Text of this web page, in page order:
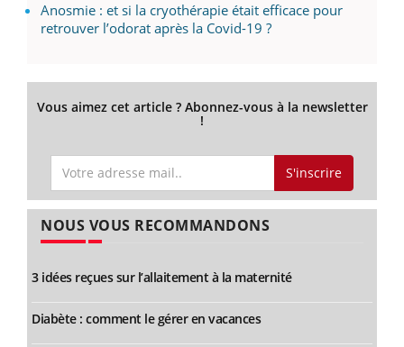
Anosmie : et si la cryothérapie était efficace pour
retrouver l’odorat après la Covid-19 ?
Vous aimez cet article ? Abonnez-vous à la newsletter
!
S'inscrire
NOUS VOUS RECOMMANDONS
3 idées reçues sur l’allaitement à la maternité
Diabète : comment le gérer en vacances